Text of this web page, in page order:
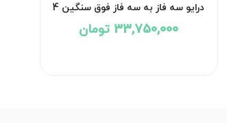
درایو سه فاز به سه فاز فوق سنگین 4
کیلووات اینوت
33,750,000 تومان